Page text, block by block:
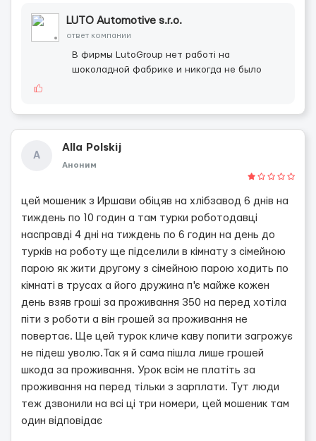
LUTO Automotive s.r.o.
ответ компании
В фирмы LutoGroup нет работі на
шоколадной фабрике и никогда не было
A
Alla Polskij
Аноним
цей мошеник з Иршави обіцяв на хлібзавод 6 днів на
тиждень по 10 годин а там турки роботодавці
насправді 4 дні на тиждень по 6 годин на день до
турків на роботу ще підселили в кімнату з сімейною
парою як жити другому з сімейною парою ходить по
кімнаті в трусах а його дружина п'є майже кожен
день взяв гроші за проживання 350 на перед хотіла
піти з роботи а він грошей за проживання не
повертає. Ще цей турок кличе каву попити загрожує
не підеш уволю.Так я й сама пішла лише грошей
шкода за проживання. Урок всім не платіть за
проживання на перед тільки з зарплати. Тут люди
теж дзвонили на всі ці три номери, цей мошеник там
один відповідає